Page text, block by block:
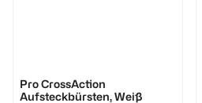
Pro CrossAction
Aufsteckbürsten, Weiß